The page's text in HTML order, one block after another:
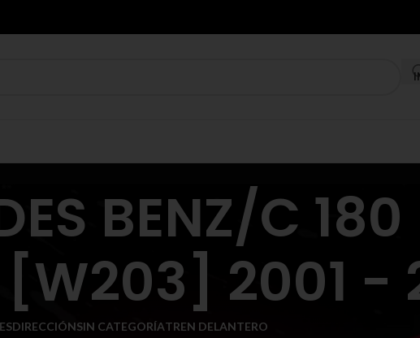
BENZ/C 180
[W203] 2001 -
DIRECCIÓNSIN CATEGORÍATREN DELANTERO